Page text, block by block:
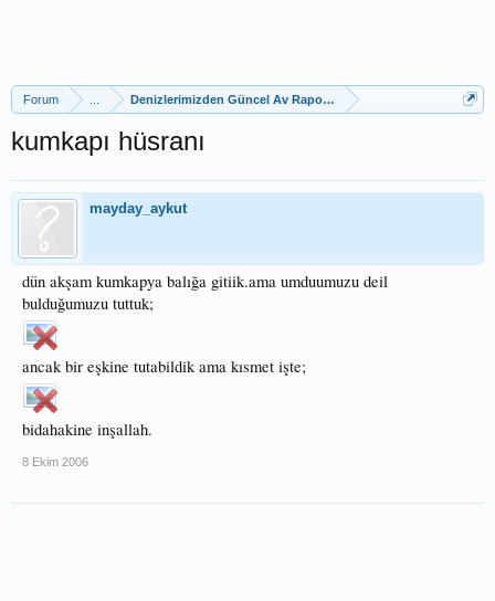
Forum Denizlerimizden Güncel Av Raporları
kumkapı hüsranı
mayday_aykut
dün akşam kumkapya balığa gitiik.ama umduumuzu deil
bulduğumuzu tuttuk;
ancak bir eşkine tutabildik ama kısmet işte;
bidahakine inşallah.
8 Ekim 2006